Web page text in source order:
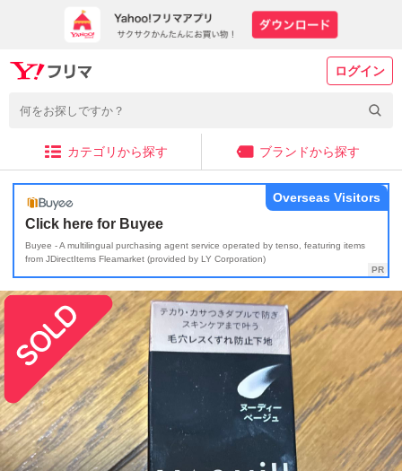
ログイン
カテゴリから探す ブランドから探す
Click here for Buyee
Buyee - A multilingual purchasing agent service operated by tenso, featuring items
from JDirectItems Fleamarket (provided by LY Corporation)
Overseas Visitors